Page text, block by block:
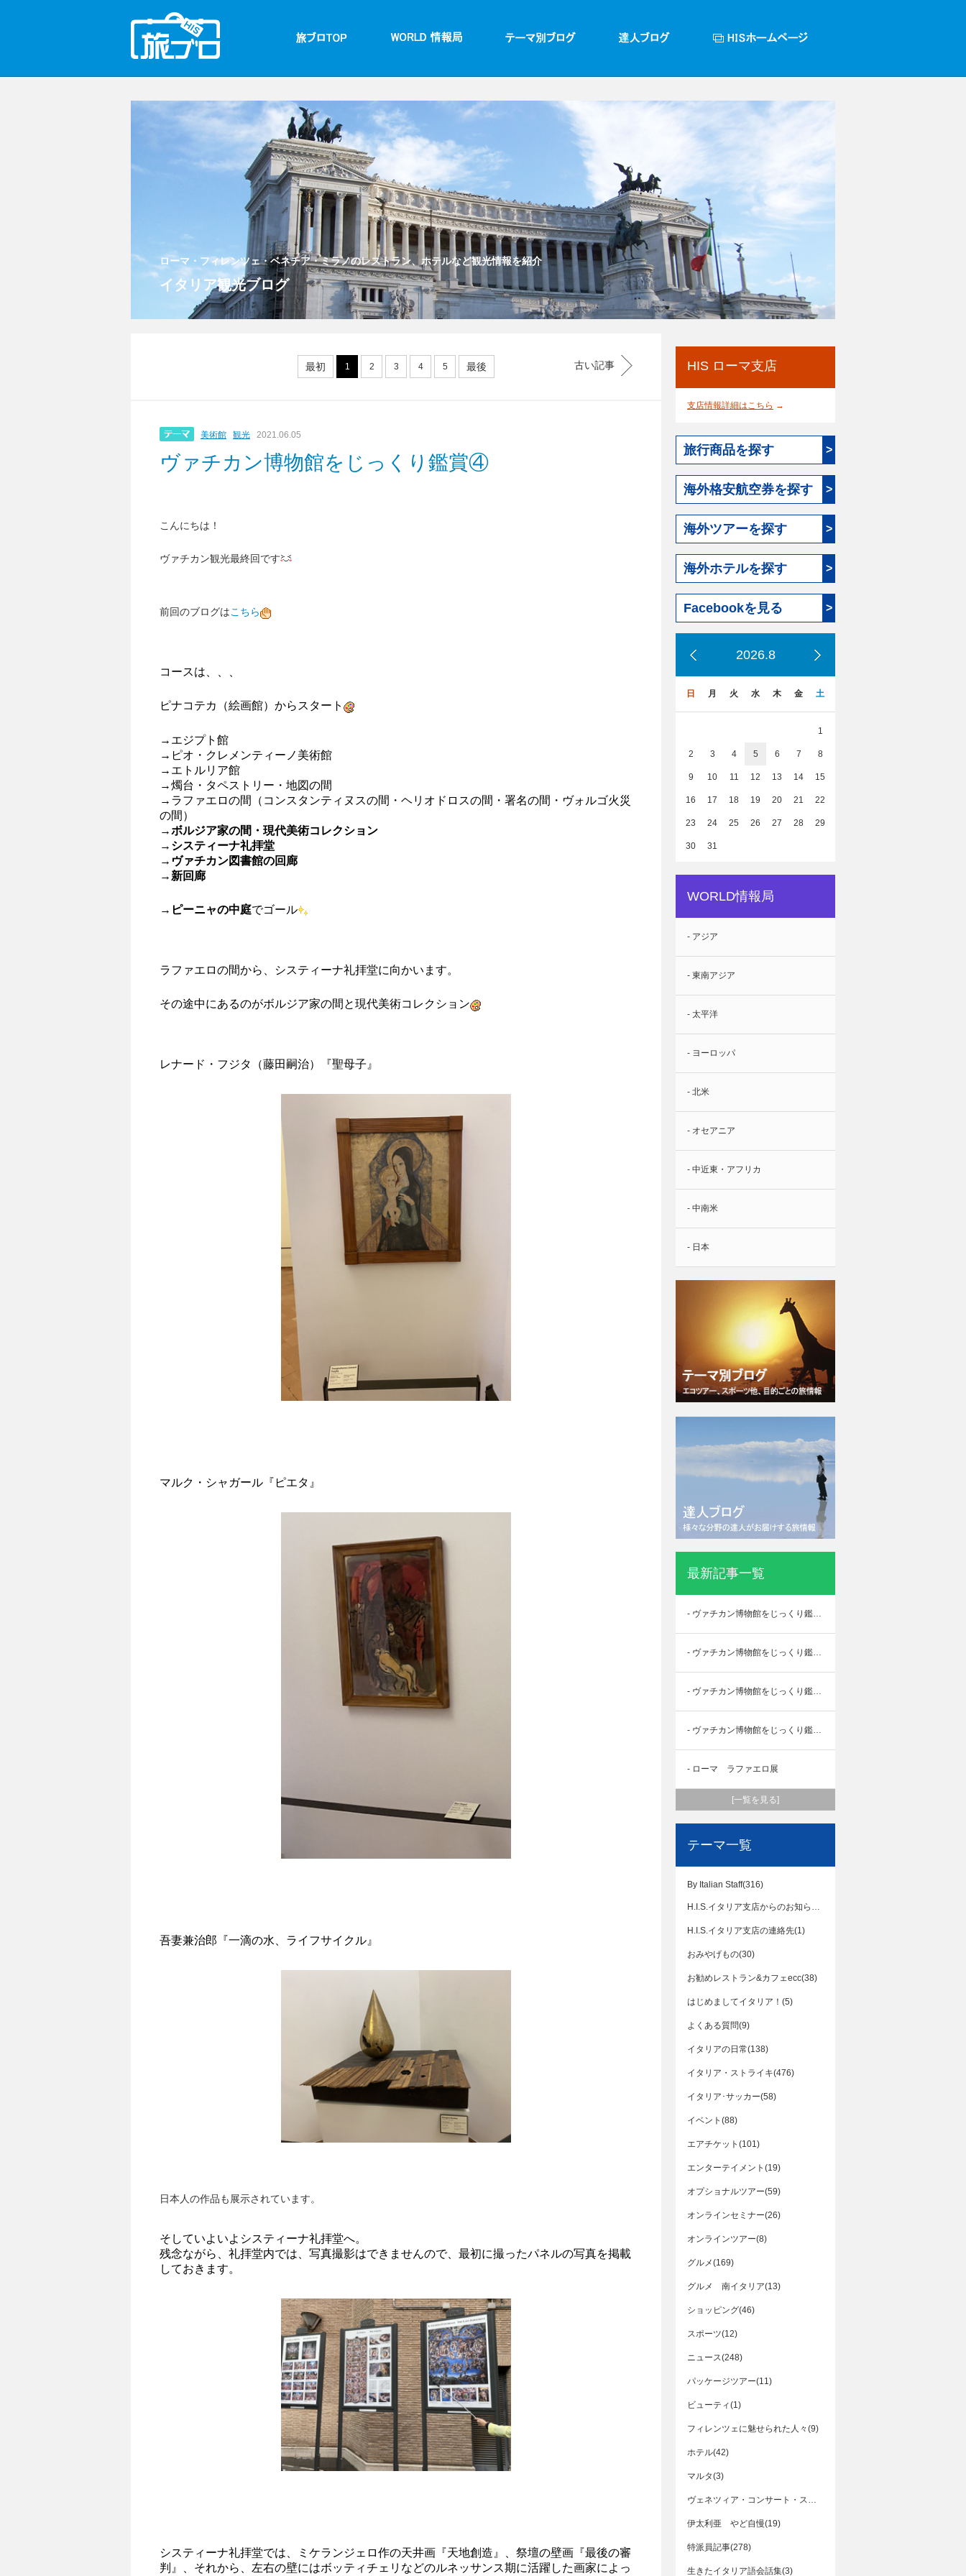
ローマ・フィレンツェ・ベネチア・ミラノのレストラン、ホテルなど観光情報を紹介
イタリア観光ブログ
最初 1 2 3 4 5 最後 古い記事
美術館 観光 2021.06.05
ヴァチカン博物館をじっくり鑑賞④
こんにちは！
ヴァチカン観光最終回です
前回のブログはこちら
コースは、、、
ピナコテカ（絵画館）からスタート
→エジプト館
→ピオ・クレメンティーノ美術館
→エトルリア館
→燭台・タペストリー・地図の間
→ラファエロの間（コンスタンティヌスの間・ヘリオドロスの間・署名の間・ヴォルゴ火災
の間）
→ボルジア家の間・現代美術コレクション
→ システィーナ礼拝堂
→ ヴァチカン図書館の回廊
→ 新回廊
→ ピーニャの中庭でゴール
ラファエロの間から、システィーナ礼拝堂に向かいます。
その途中にあるのがボルジア家の間と現代美術コレクション
レナード・フジタ（藤田嗣治）『聖母子』
マルク・シャガール『ピエタ』
吾妻兼治郎『一滴の水、ライフサイクル』
日本人の作品も展示されています。
そしていよいよシスティーナ礼拝堂へ。
残念ながら、礼拝堂内では、写真撮影はできませんので、最初に撮ったパネルの写真を掲載
しておきます。
システィーナ礼拝堂では、ミケランジェロ作の天井画『天地創造』、祭壇の壁画『最後の審
判』、それから、左右の壁にはボッティチェリなどのルネッサンス期に活躍した画家によっ
HIS ローマ支店
支店情報詳細はこちら →
旅行商品を探す >
海外格安航空券を探す >
海外ツアーを探す >
海外ホテルを探す >
Facebookを見る >
2026.8
日 月 火 水 木 金 土
1
2 3 4 5 6 7 8
9 10 11 12 13 14 15
16 17 18 19 20 21 22
23 24 25 26 27 28 29
30 31
WORLD情報局
- アジア
- 東南アジア
- 太平洋
- ヨーロッパ
- 北米
- オセアニア
- 中近東・アフリカ
- 中南米
- 日本
最新記事一覧
- ヴァチカン博物館をじっくり鑑賞④
- ヴァチカン博物館をじっくり鑑賞③
- ヴァチカン博物館をじっくり鑑賞②
- ヴァチカン博物館をじっくり鑑賞①
- ローマ ラファエロ展
[一覧を見る]
テーマ一覧
By Italian Staff(316)
H.I.S.イタリア支店からのお知らせ(109)
H.I.S.イタリア支店の連絡先(1)
おみやげもの(30)
お勧めレストラン&カフェecc(38)
はじめましてイタリア！(5)
よくある質問(9)
イタリアの日常(138)
イタリア・ストライキ(476)
イタリア･サッカー(58)
イベント(88)
エアチケット(101)
エンターテイメント(19)
オプショナルツアー(59)
オンラインセミナー(26)
オンラインツアー(8)
グルメ(169)
グルメ 南イタリア(13)
ショッピング(46)
スポーツ(12)
ニュース(248)
パッケージツアー(11)
ビューティ(1)
フィレンツェに魅せられた人々(9)
ホテル(42)
マルタ(3)
ヴェネツィア・コンサート・スケジュール(11)
伊太利亜 やど自慢(19)
特派員記事(278)
生きたイタリア語会話集(3)